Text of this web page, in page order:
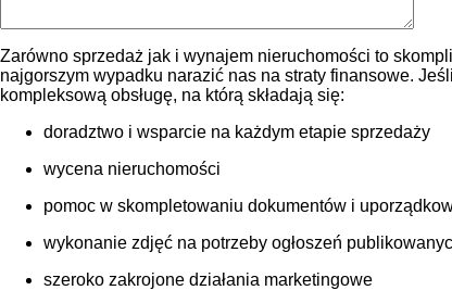
Zarówno sprzedaż jak i wynajem nieruchomości to
najgorszym wypadku narazić nas na straty finansowe.
kompleksową obsługę, na którą składają się:
doradztwo i wsparcie na każdym etapie sprzedaży
wycena nieruchomości
pomoc w skompletowaniu dokumentów i
wykonanie zdjęć na potrzeby ogłoszeń
szeroko zakrojone działania marketingowe